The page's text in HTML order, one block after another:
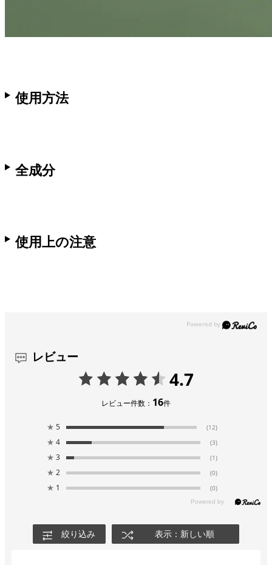
使用方法
全成分
使用上の注意
レビュー
4.7
レビュー件数： 16件
★ 5 (12)
★ 4 (3)
★ 3 (1)
★ 2 (0)
★ 1 (0)
絞り込み 表示：新しい順